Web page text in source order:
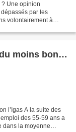
? Une opinion
par les
volontairement à
moins bon…
l’Igas A la suite des
des 55-59 ans a
dans la moyenne